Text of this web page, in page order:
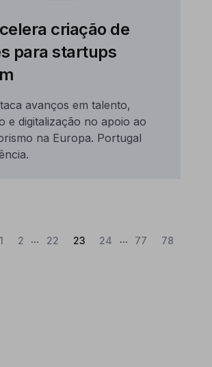
criação de
para startups
avanços em talento,
e digitalização no apoio ao
na Europa. Portugal
1 2 ... 22 23(Atual)
24 ... 77 78